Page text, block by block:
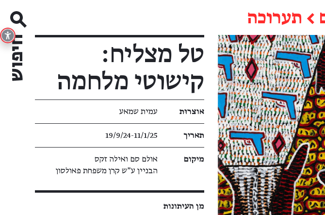
← תערוכה
טל מצליח:
קישוטי מלחמה
אוצרוּת עמית שמאע
תאריך 19/9/24​-​11/1/25
מיקום
אולם סם ואילה זקס
הבניין ע"ש קרן משפחת פאולסון
מן העיתונות